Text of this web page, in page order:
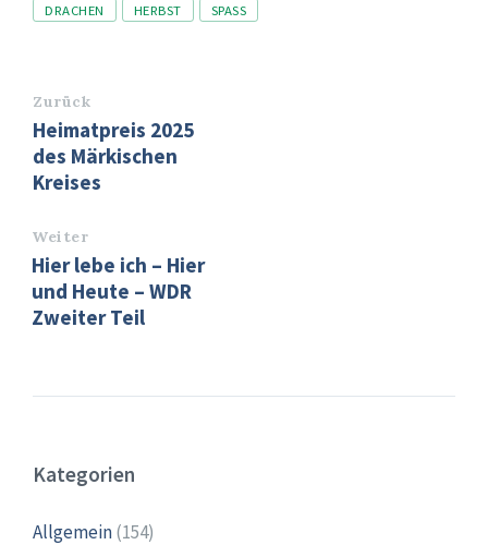
Tags
DRACHEN HERBST SPASS
Zurück
Heimatpreis 2025
des Märkischen
Kreises
Weiter
Hier lebe ich – Hier
und Heute – WDR
Zweiter Teil
Kategorien
Allgemein(154)